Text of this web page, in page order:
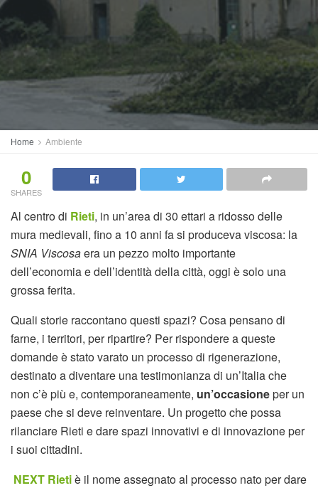
Home Ambiente
0
SHARES
Al centro di Rieti, in un’area di 30 ettari a ridosso delle
mura medievali, fino a 10 anni fa si produceva viscosa: la
SNIA Viscosaera un pezzo molto importante
dell’economia e dell’identità della città, oggi è solo una
grossa ferita.
Quali storie raccontano questi spazi? Cosa pensano di
farne, i territori, per ripartire? Per rispondere a queste
domande è stato varato un processo di rigenerazione,
destinato a diventare una testimonianza di un’Italia che
non c’è più e, contemporaneamente, un’occasioneper un
paese che si deve reinventare. Un progetto che possa
rilanciare Rieti e dare spazi innovativi e di innovazione per
i suoi cittadini.
NEXT Rietiè il nome assegnato al processo nato per dare